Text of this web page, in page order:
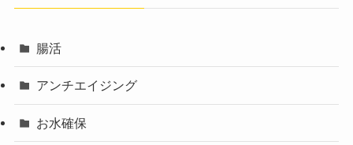
腸活
アンチエイジング
お水確保